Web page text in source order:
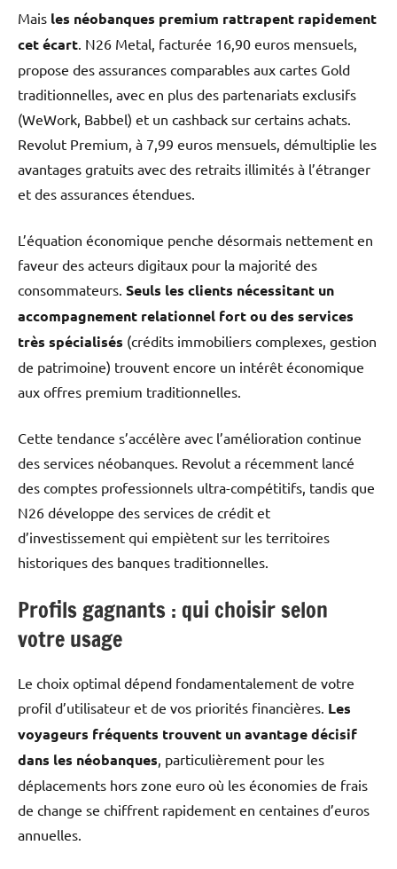
Mais les néobanques premium rattrapent rapidement
cet écart . N26 Metal, facturée 16,90 euros mensuels,
propose des assurances comparables aux cartes Gold
traditionnelles, avec en plus des partenariats exclusifs
(WeWork, Babbel) et un cashback sur certains achats.
Revolut Premium, à 7,99 euros mensuels, démultiplie les
avantages gratuits avec des retraits illimités à l’étranger
et des assurances étendues.
L’équation économique penche désormais nettement en
faveur des acteurs digitaux pour la majorité des
consommateurs. Seuls les clients nécessitant un
accompagnement relationnel fort ou des services
très spécialisés (crédits immobiliers complexes, gestion
de patrimoine) trouvent encore un intérêt économique
aux offres premium traditionnelles.
Cette tendance s’accélère avec l’amélioration continue
des services néobanques. Revolut a récemment lancé
des comptes professionnels ultra-compétitifs, tandis que
N26 développe des services de crédit et
d’investissement qui empiètent sur les territoires
historiques des banques traditionnelles.
Profils gagnants : qui choisir selon
votre usage
Le choix optimal dépend fondamentalement de votre
profil d’utilisateur et de vos priorités financières. Les
voyageurs fréquents trouvent un avantage décisif
dans les néobanques , particulièrement pour les
déplacements hors zone euro où les économies de frais
de change se chiffrent rapidement en centaines d’euros
annuelles.